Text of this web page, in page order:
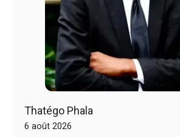
Thatégo Phala
6 août 2026